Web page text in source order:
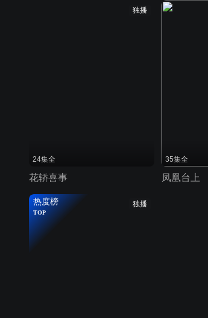
独播
24集全
花轿喜事
35集全
凤凰台上
独播
热度榜
TOP